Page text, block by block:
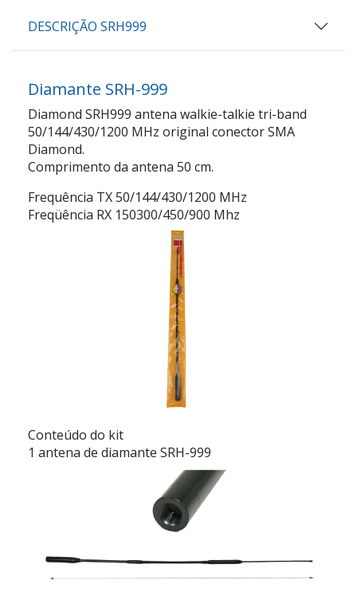
DESCRIÇÃO SRH999
Diamante SRH-999
Diamond SRH999 antena walkie-talkie tri-band
50/144/430/1200 MHz original conector SMA
Diamond.
Comprimento da antena 50 cm.
Frequência TX 50/144/430/1200 MHz
Freqüência RX 150300/450/900 Mhz
Conteúdo do kit
1 antena de diamante SRH-999